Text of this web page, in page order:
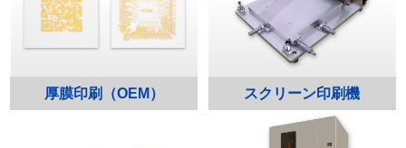
厚膜印刷（OEM） スクリーン印刷機